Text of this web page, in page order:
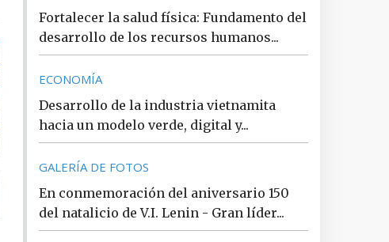
Fortalecer la salud física: Fundamento del
desarrollo de los recursos humanos...
ECONOMÍA
Desarrollo de la industria vietnamita
hacia un modelo verde, digital y...
GALERÍA DE FOTOS
En conmemoración del aniversario 150
del natalicio de V.I. Lenin - Gran líder...